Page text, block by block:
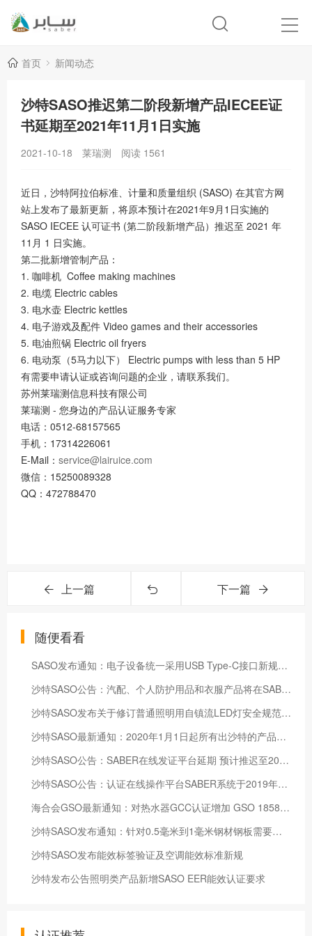
首页 新闻动态
沙特SASO推迟第二阶段新增产品IECEE证
书延期至2021年11月1日实施
2021-10-18 莱瑞测 阅读 1561
近日，沙特阿拉伯标准、计量和质量组织 (SASO) 在其官方网
站上发布了最新更新，将原本预计在2021年9月1日实施的
SASO IECEE 认可证书 (第二阶段新增产品）推迟至 2021 年
11月 1 日实施。
第二批新增管制产品：
1. 咖啡机 Coffee making machines
2. 电缆 Electric cables
3. 电水壶 Electric kettles
4. 电子游戏及配件 Video games and their accessories
5. 电油煎锅 Electric oil fryers
6. 电动泵（5马力以下） Electric pumps with less than 5 HP
有需要申请认证或咨询问题的企业，请联系我们。
苏州莱瑞测信息科技有限公司
莱瑞测 - 您身边的产品认证服务专家
电话：0512-68157565
手机：17314226061
E-Mail： service@lairuice.com
微信：15250089328
QQ：472788470
上一篇 下一篇
随便看看
SASO发布通知：电子设备统一采用USB Type-C接口新规第二阶段即将实施
沙特SASO公告：汽配、个人防护用品和衣服产品将在SABER平台发证 从2019年11月1日开始实施
沙特SASO发布关于修订普通照明用自镇流LED灯安全规范的技术法规草案
沙特SASO最新通知：2020年1月1日起所有出沙特的产品外箱和发票需要显示条形码 发票需要加盖公章
沙特SASO公告：SABER在线发证平台延期 预计推迟至2019年6月1日
沙特SASO公告：认证在线操作平台SABER系统于2019年1月1日强制实施
海合会GSO最新通知：对热水器GCC认证增加 GSO 1858标准的要求
沙特SASO发布通知：针对0.5毫米到1毫米钢材钢板需要提供工矿部声明
沙特SASO发布能效标签验证及空调能效标准新规
沙特发布公告照明类产品新增SASO EER能效认证要求